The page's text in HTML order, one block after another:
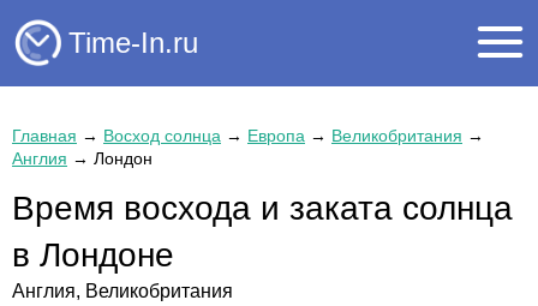
Time-In.ru
Главная → Восход солнца → Европа → Великобритания →
Англия → Лондон
Время восхода и заката солнца
в Лондоне
Англия, Великобритания